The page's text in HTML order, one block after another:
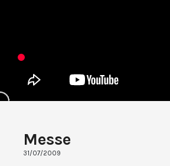
Messe
31/07/2009